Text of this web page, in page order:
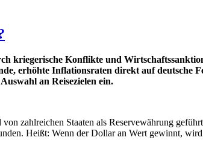
kriegerische Konflikte und
erhöhte Inflationsraten direkt auf deutsche
an Reisezielen ein.
zahlreichen Staaten als Reservewährung
Heißt: Wenn der Dollar an Wert gewinnt,